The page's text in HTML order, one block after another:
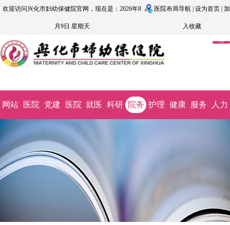
欢迎访问兴化市妇幼保健院官网，现在是：2026年8
月9日 星期天
医院布局导航| 设为首页| 加
入收藏
OA系
网站
首页
医院
概况
党建
文化
医院
动态
就医
指南
科研
教学
院务
公开
护理
园地
健康
科普
服务
监督
人力
资源